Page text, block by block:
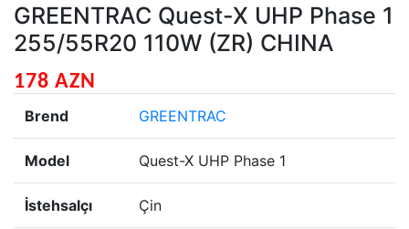
GREENTRAC Quest-X UHP Phase 1
255/55R20 110W (ZR) CHINA
178 AZN
Brend GREENTRAC
Model Quest-X UHP Phase 1
İstehsalçı Çin